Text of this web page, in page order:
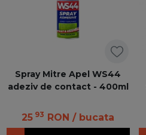
Spray Mitre Apel WS44
adeziv de contact - 400ml
25 93 RON / bucata